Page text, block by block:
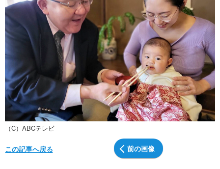
（C）ABCテレビ
前の画像
この記事へ戻る